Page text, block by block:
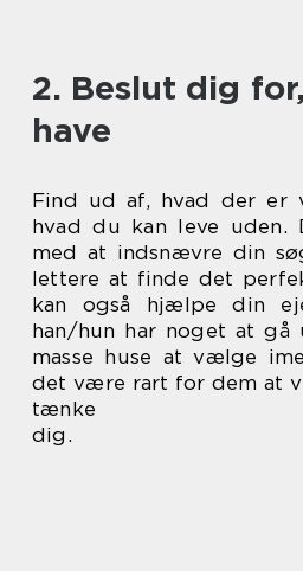
2. Beslut dig
have
Find ud af, hvad der
hvad du kan leve
med at indsnævre din
lettere at finde det
kan også hjælpe din
han/hun har noget at gå
masse huse at vælge
det være rart for dem at
tænke
dig.